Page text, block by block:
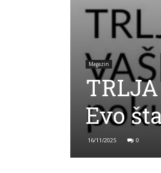
Magazin
Evo
16/11/2025 0